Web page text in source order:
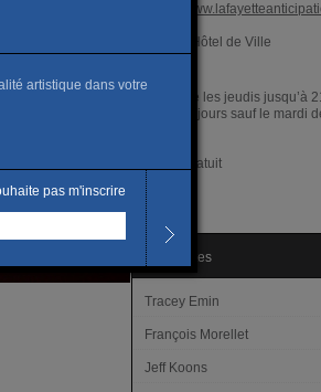
https://
Hôtel de Ville
Nocturne les jeudis jusqu’à
Tous les jours sauf le mardi
Accès gratuit
Les artistes
Tracey Emin
François Morellet
Jeff Koons